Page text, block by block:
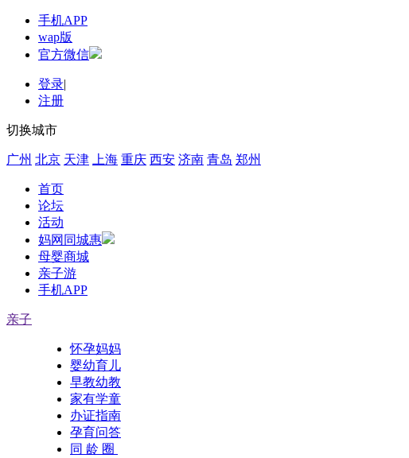
手机APP
wap版
官方微信
登录|
注册
切换城市
广州 北京 天津 上海 重庆 西安 济南 青岛 郑州
首页
论坛
活动
妈网同城惠
母婴商城
亲子游
手机APP
亲子
怀孕妈妈
婴幼育儿
早教幼教
家有学童
办证指南
孕育问答
同 龄 圈